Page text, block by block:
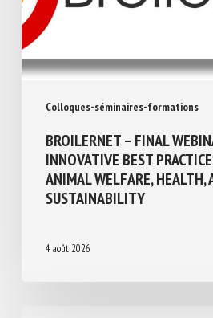
Colloques-séminaires-formations
BROILERNET – FINAL
INNOVATIVE BEST
ANIMAL WELFARE, HEALTH,
SUSTAINABILITY
4 août 2026